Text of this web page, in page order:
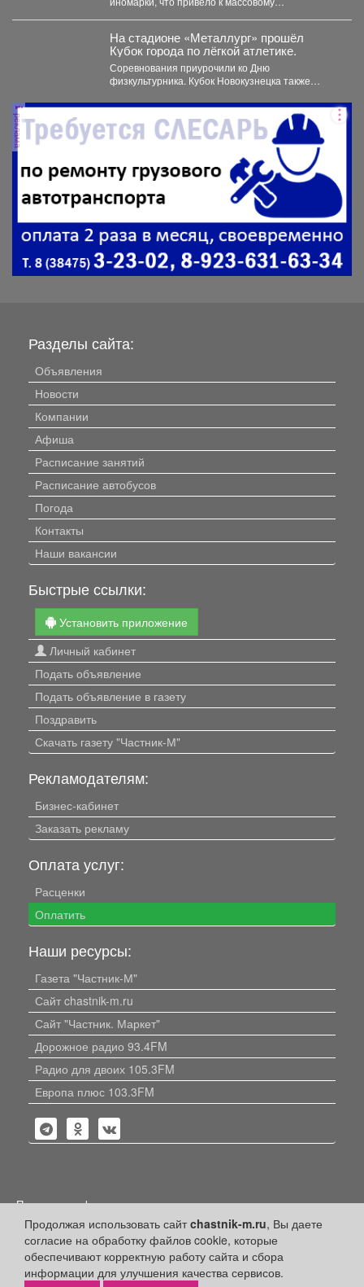
На стадионе «Металлург» прошёл
Кубок города по лёгкой атлетике.
Соревнования приурочили ко Дню
физкультурника. Кубок Новокузнецка также
«Шахтерское братство....
реклама
Продолжая использовать сайтchastnik-m.ru, Вы даете
согласие на обработку файлов cookie, которые
обеспечивают корректную работу сайта и сбора
информации для улучшения качества сервисов.
Разделы сайта:
Объявления
Новости
Компании
Афиша
Расписание занятий
Расписание автобусов
Погода
Контакты
Наши вакансии
Быстрые ссылки:
Установить приложение
Личный кабинет
Подать объявление
Подать объявление в газету
Поздравить
Скачать газету "Частник-М"
Рекламодателям:
Бизнес-кабинет
Заказать рекламу
Оплата услуг:
Расценки
Оплатить
Наши ресурсы:
Газета "Частник-М"
Сайт chastnik-m.ru
Сайт "Частник. Маркет"
Дорожное радио 93.4FM
Радио для двоих 105.3FM
Европа плюс 103.3FM
Политика конфиденциальности
Публикации с пометкой «Реклама», «На правах рекламы»,
«Партнёрский проект» оплачены рекламодателем.
Редакция сайта не несет ответственности за достоверность
информации, содержащейся в рекламных материалах и
объявлениях.